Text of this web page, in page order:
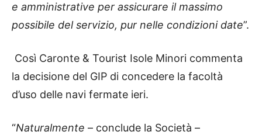
e amministrative per assicurare il massimo
possibile del servizio, pur nelle condizioni date”.
Così Caronte & Tourist Isole Minori commenta
la decisione del GIP di concedere la facoltà
d’uso delle navi fermate ieri.
“Naturalmente – conclude la Società –